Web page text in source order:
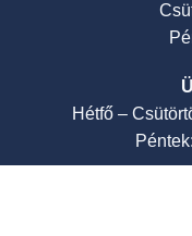
Hétfő –